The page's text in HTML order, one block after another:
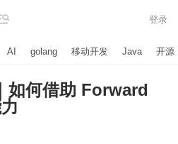
登录
AI golang 移动开发 Java 开源
如何借助 Forward